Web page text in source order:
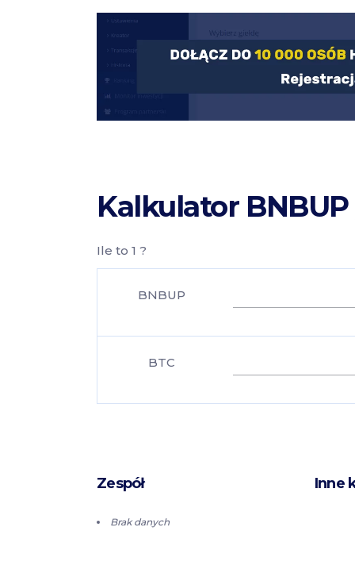
Kalkulator BNBUP
Ile to 1 ?
BNBUP
BTC
Zespół
Brak danych
Inne